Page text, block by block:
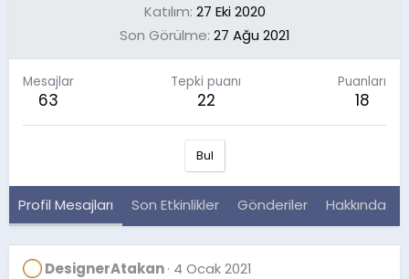
Katılım 27 Eki 2020
Son Görülme 27 Ağu 2021
Mesajlar
63
Tepki puanı
22
Puanları
18
Bul
Profil Mesajları Son Etkinlikler Gönderiler Hakkında
DesignerAtakan 4 Ocak 2021